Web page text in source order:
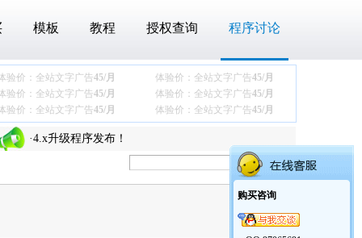
模板 教程 授权查询 程序讨论
验价：全站文字广告45/月 体验价：全站文字广告45/月
验价：全站文字广告45/月 体验价：全站文字广告45/月
验价：全站文字广告45/月 体验价：全站文字广告45/月
· 关于最近下载压缩包后360报木马的问题
· 商业模板【通用协会团体模板】发布
·4.x升级程序发布！
·关于最近下载压缩包后360报木马的问题
购买咨询